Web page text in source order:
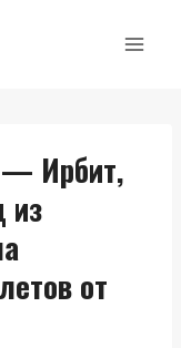
Ирбит,
из
от